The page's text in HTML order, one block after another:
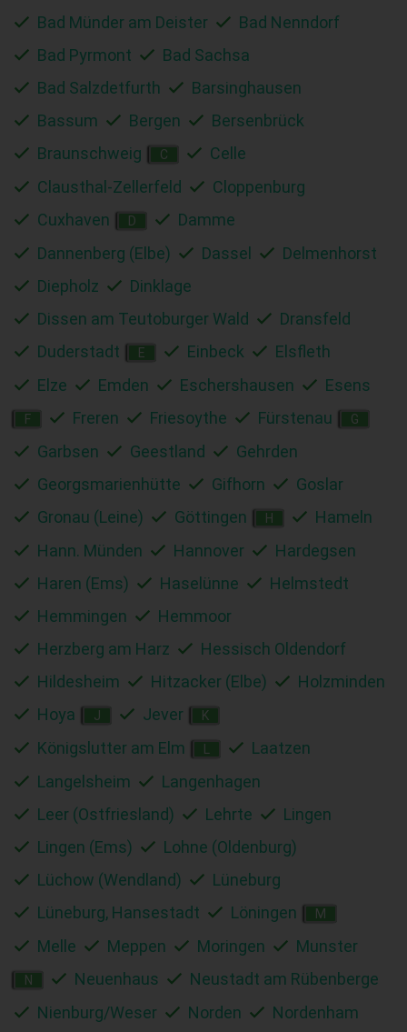
Bad Münder am Deister
Bad Nenndorf
Bad Pyrmont
Bad Sachsa
Bad Salzdetfurth
Barsinghausen
Bassum
Bergen
Bersenbrück
Braunschweig
C
Celle
Clausthal-Zellerfeld
Cloppenburg
Cuxhaven
D
Damme
Dannenberg (Elbe)
Dassel
Delmenhorst
Diepholz
Dinklage
Dissen am Teutoburger Wald
Dransfeld
Duderstadt
E Einbeck
Elsfleth
Elze
Emden Eschershausen Esens
F Freren Friesoythe Fürstenau G
Garbsen Geestland
Gehrden
Georgsmarienhütte
Gifhorn
Goslar
Gronau (Leine)
Göttingen H
Hameln
Hann. Münden
Hannover
Hardegsen
Haren (Ems)
Haselünne
Helmstedt
Hemmingen
Hemmoor
Herzberg am Harz
Hessisch Oldendorf
Hildesheim
Hitzacker (Elbe)
Holzminden
Hoya
J Jever K
Königslutter am Elm
Laatzen
Langelsheim
Langenhagen
Leer (Ostfriesland)
Lehrte
Lingen
Lingen (Ems)
Lohne (Oldenburg)
Lüchow (Wendland)
Lüneburg
Lüneburg, Hansestadt
Löningen M
Melle Meppen Moringen Munster
N Neuenhaus
Neustadt am Rübenberge
Nienburg/Weser
Norden Nordenham